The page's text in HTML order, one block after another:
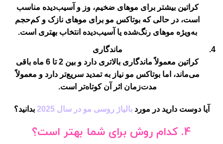
کراتین بیشتر برای موهای ضخیم، وز و آسیب‌دیده مناسب
است، در حالی که بوتاکس مو برای موهای نازک و کم‌حجم
به‌ویژه موهای رنگ‌شده یا آسیب‌دیده انتخاب بهتری است.
ماندگاری
کراتین معمولاً ماندگاری بالاتری دارد و بین 2 تا 6 ماه باقی
می‌ماند، اما بوتاکس مو نیاز به تمدید سریع‌تر دارد و معمولاً
مدت‌زمان اثر آن کوتاه‌تر است.
آیا دوست دارید در موردبالیاژ روسی مو در سال 2025 بدانید؟
4. کدام روش برای شما بهتر است؟